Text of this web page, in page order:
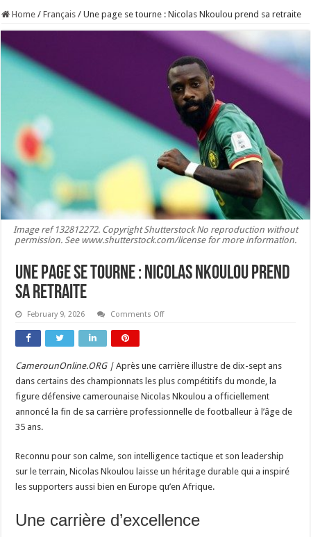
Home / Français / Une page se tourne : Nicolas Nkoulou prend sa retraite
Image ref 132812272. Copyright Shutterstock No reproduction without
permission. See www.shutterstock.com/license for more information.
Une page se tourne : Nicolas Nkoulou prend
sa retraite
February 9, 2026 Comments Offon
Nicolas
Nkoulou
prend
sa
CamerounOnline.ORG | Après une carrière illustre de dix-sept ans
dans certains des championnats les plus compétitifs du monde, la
figure défensive camerounaise Nicolas Nkoulou a officiellement
annoncé la fin de sa carrière professionnelle de footballeur à l’âge de
35 ans.
Reconnu pour son calme, son intelligence tactique et son leadership
sur le terrain, Nicolas Nkoulou laisse un héritage durable qui a inspiré
les supporters aussi bien en Europe qu’en Afrique.
Une carrière d’excellence